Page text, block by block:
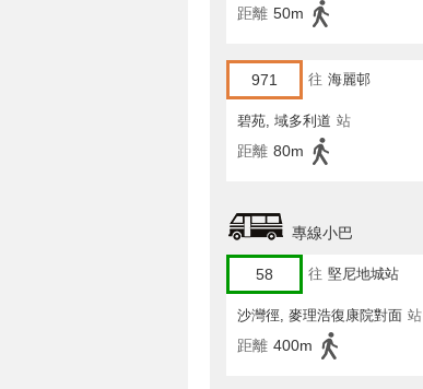
距離 50m
971 往 海麗邨
碧苑, 域多利道 站
距離 80m
專線小巴
58 往 堅尼地城站
沙灣徑, 麥理浩復康院對面 站
距離 400m